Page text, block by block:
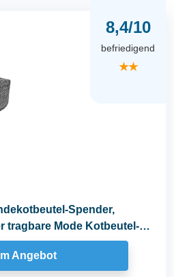
8,4/10
befriedigend
★★
Spender,
tragbare Mode Kotbeutel-
Angebot